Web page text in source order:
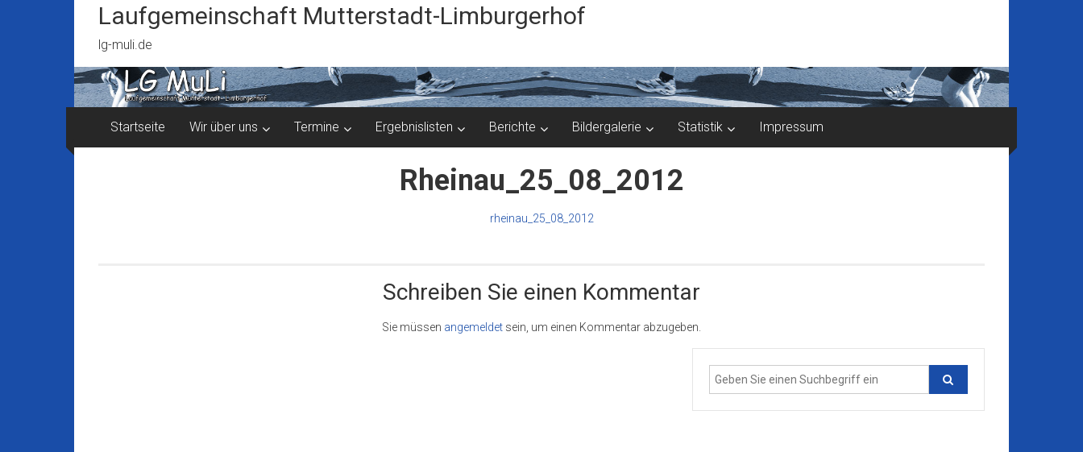
Inhalt
springen
Laufgemeinschaft Mutterstadt-Limburgerhof
lg-muli.de
Startseite Wir über uns Termine Ergebnislisten Berichte Bildergalerie Statistik Impressum
Rheinau_25_08_2012
rheinau_25_08_2012
Schreiben Sie einen Kommentar
Sie müssen angemeldet sein, um einen Kommentar abzugeben.